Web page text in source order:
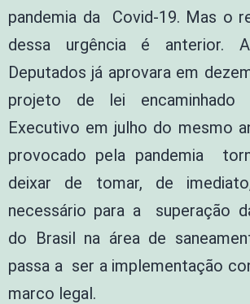
pandemia da Covid-19. Mas o
dessa urgência é anterior.
Deputados já aprovara em
projeto de lei
Executivo em julho do mesmo
provocado pela pandemia
deixar de tomar, de
necessário para a superação
do Brasil na área de
passa a ser a implementação
marco legal.